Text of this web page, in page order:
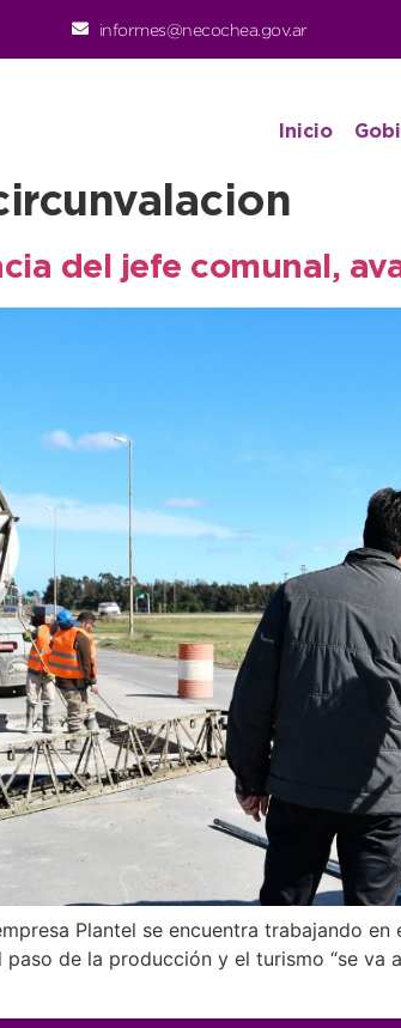
informes@necochea.gov.ar
Inicio
del jefe comunal,
Plantel se encuentra trabajando
de la producción y el turismo “se